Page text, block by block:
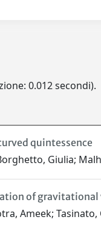
0.012 secondi).
quintessence
Giulia;
of
Ameek;